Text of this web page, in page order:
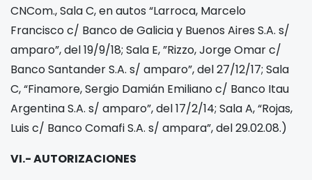
CNCom., Sala C, en autos “Larroca, Marcelo
Francisco c/ Banco de Galicia y Buenos Aires S.A. s/
amparo”, del 19/9/18; Sala E, ”Rizzo, Jorge Omar c/
Banco Santander S.A. s/ amparo”, del 27/12/17; Sala
C, “Finamore, Sergio Damián Emiliano c/ Banco Itau
Argentina S.A. s/ amparo”, del 17/2/14; Sala A, “Rojas,
Luis c/ Banco Comafi S.A. s/ ampara”, del 29.02.08.)
VI.- AUTORIZACIONES